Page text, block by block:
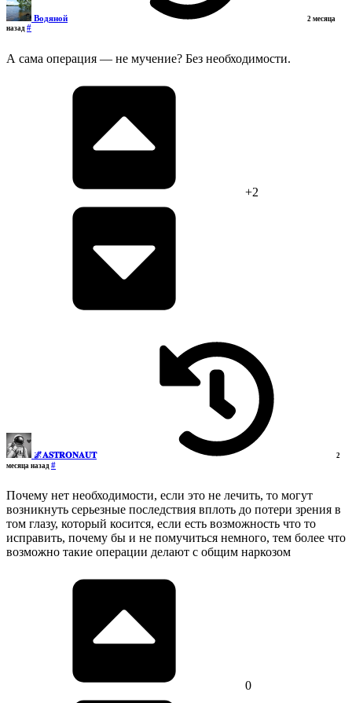
Водяной
2 месяца
назад #
А сама операция — не мучение? Без необходимости.
+2
🌌𝐀𝐒𝐓𝐑𝐎𝐍𝐀𝐔𝐓
2
месяца назад #
Почему нет необходимости, если это не лечить, то могут
возникнуть серьезные последствия вплоть до потери зрения в
том глазу, который косится, если есть возможность что то
исправить, почему бы и не помучиться немного, тем более что
возможно такие операции делают с общим наркозом
0